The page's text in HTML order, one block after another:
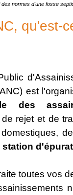
des normes d'une fosse
qu'est-
est
des
de rejet et de
station
toutes vos